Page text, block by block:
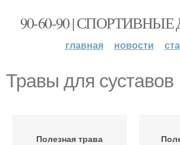
90-60-90 |
главная новости
Травы для суставов
Полезная трава